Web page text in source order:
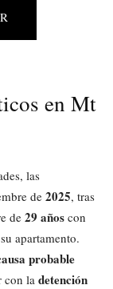
en Mt
las
de 2025, tras
de 29 años con
apartamento.
probable
con la detención